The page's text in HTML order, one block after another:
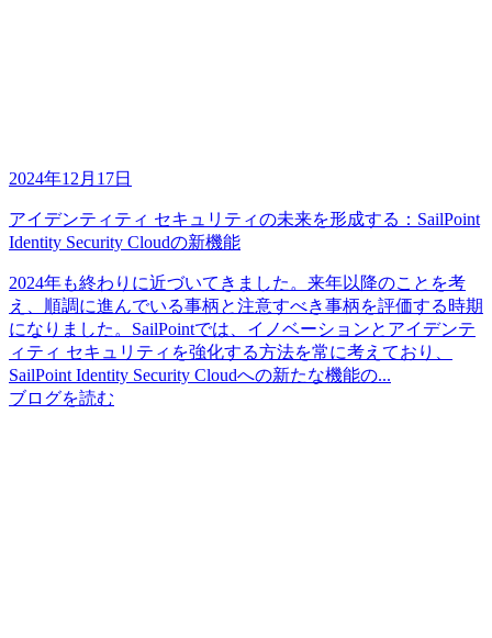
2024年12月17日
アイデンティティ セキュリティの未来を形成する：SailPoint
Identity Security Cloudの新機能
2024年も終わりに近づいてきました。来年以降のことを考
え、順調に進んでいる事柄と注意すべき事柄を評価する時期
になりました。SailPointでは、イノベーションとアイデンテ
ィティ セキュリティを強化する方法を常に考えており、
SailPoint Identity Security Cloudへの新たな機能の...
ブログを読む